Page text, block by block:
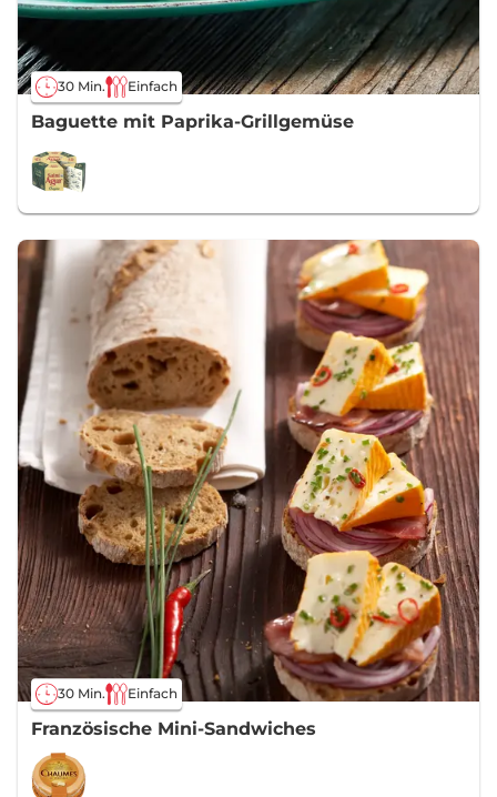
30 Min. Einfach
Baguette mit Paprika-Grillgemüse
30 Min. Einfach
Französische Mini-Sandwiches